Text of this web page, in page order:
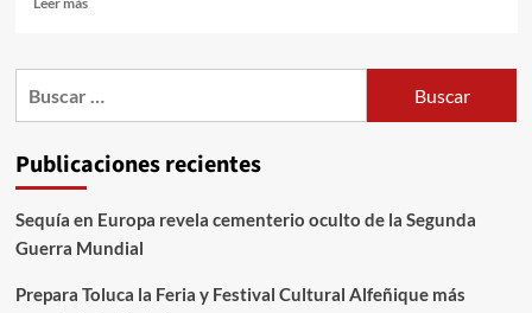
Publicaciones recientes
Sequía en Europa revela cementerio oculto de la Segunda
Guerra Mundial
Prepara Toluca la Feria y Festival Cultural Alfeñique más